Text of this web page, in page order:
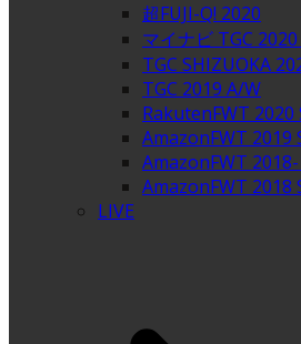
超FUJI-Q! 2020
マイナビ TGC 2020
TGC SHIZUOKA
TGC 2019 A/W
RakutenFWT 2020
AmazonFWT 2019
AmazonFWT
AmazonFWT 2018
LIVE